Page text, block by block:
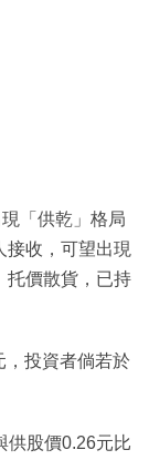
「供乾」格局
接收，可望出現
托價散貨，已持
，投資者倘若於
供股價0.26元比